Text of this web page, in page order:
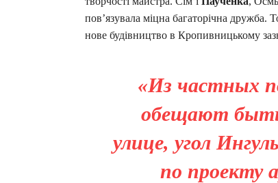
пов’язувала міцна багаторічна дружба.
нове будівництво в Кропивницькому
«Из частных
обещают
улице, угол
по проекту